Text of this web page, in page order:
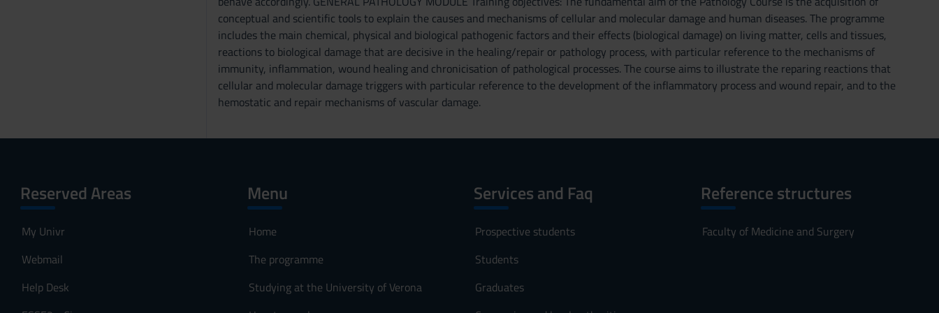
conceptual and scientific tools to explain the causes and mechanisms of cellular and molecular damage and human diseases. The programme
includes the main chemical, physical and biological pathogenic factors and their effects (biological damage) on living matter, cells and tissues,
reactions to biological damage that are decisive in the healing/repair or pathology process, with particular reference to the mechanisms of
immunity, inflammation, wound healing and chronicisation of pathological processes. The course aims to illustrate the reparing reactions that
cellular and molecular damage triggers with particular reference to the development of the inflammatory process and wound repair, and to the
hemostatic and repair mechanisms of vascular damage.
Reserved Areas
My Univr
Webmail
Help Desk
Menu
Home
The programme
Studying at the University of Verona
Services and Faq
Prospective students
Students
Graduates
Reference structures
Faculty of Medicine and Surgery